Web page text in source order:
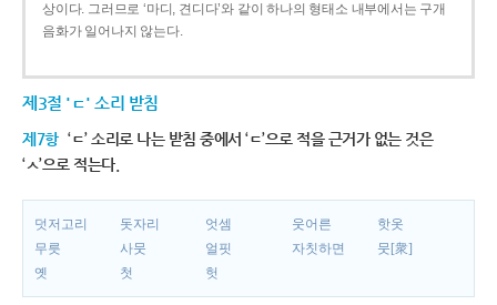
상이다. 그러므로 ‘마디, 견디다’와 같이 하나의 형태소 내부에서는 구개
음화가 일어나지 않는다.
제3절 'ㄷ' 소리 받침
제7항 ‘ㄷ’ 소리로 나는 받침 중에서 ‘ㄷ’으로 적을 근거가 없는 것은
‘ㅅ’으로 적는다.
덧저고리 돗자리 엇셈 웃어른
핫옷
무릇
사뭇 얼핏 자칫하면
뭇[衆]
옛
첫 헛